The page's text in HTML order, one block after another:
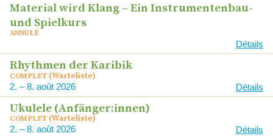
Material wird Klang – Ein Instrumentenbau-
und Spielkurs
ANNULÉ
Détails
Rhythmen der Karibik
COMPLET (Warteliste)
2 – 8 2026 Détails
Ukulele (Anfänger:innen)
COMPLET (Warteliste)
2 – 8 2026 Détails